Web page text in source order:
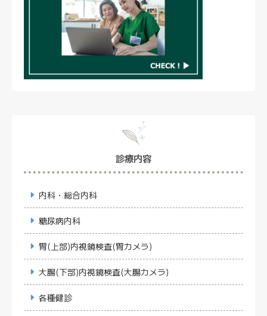
診療内容
内科・総合内科
糖尿病内科
胃(上部)内視鏡検査(胃カメラ)
大腸(下部)内視鏡検査(大腸カメラ)
各種健診